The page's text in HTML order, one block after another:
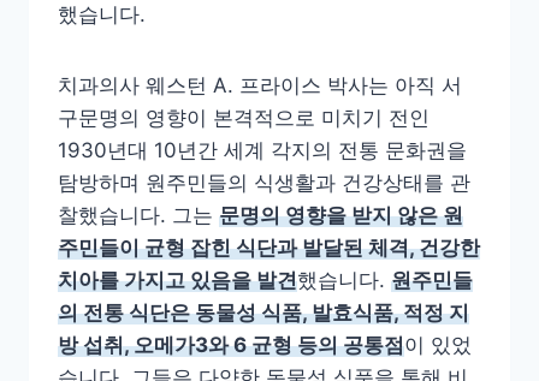
했습니다.
치과의사 웨스턴 A. 프라이스 박사는 아직 서
구문명의 영향이 본격적으로 미치기 전인
1930년대 10년간 세계 각지의 전통 문화권을
탐방하며 원주민들의 식생활과 건강상태를 관
찰했습니다. 그는 문명의 영향을 받지 않은 원
주민들이 균형 잡힌 식단과 발달된 체격, 건강한
치아를 가지고 있음을 발견했습니다. 원주민들
의 전통 식단은 동물성 식품, 발효식품, 적정 지
방 섭취, 오메가3와 6 균형 등의 공통점이 있었